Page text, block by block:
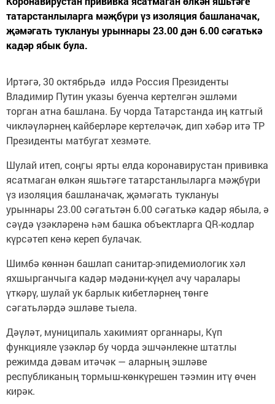
татарстанлыларга мәҗбүри үз изоляция башланачак,
җәмәгать туклануы урыннары 23.00 дән 6.00 сәгатькә
кадәр ябык була.
Иртәгә, 30 октябрьдә илдә Россия Президенты
Владимир Путин указы буенча кертелгән эшләми
торган атна башлана. Бу чорда Татарстанда иң катгый
чикләүләрнең кайберләре кертеләчәк, дип хәбәр итә ТР
Президенты матбугат хезмәте.
Шулай итеп, соңгы ярты елда коронавирустан прививка
ясатмаган өлкән яшьтәге татарстанлыларга мәҗбүри
үз изоляция башланачак, җәмәгать туклануы
урыннары 23.00 сәгатьтән 6.00 сәгатькә кадәр ябыла, ә
сәүдә үзәкләренә һәм башка объектларга QR-кодлар
күрсәтеп кенә кереп булачак.
Шимбә көннән башлап санитар-эпидемиологик хәл
яхшырганчыга кадәр мәдәни-күңел ачу чаралары
үткәрү, шулай ук барлык кибетләрнең төнге
сәгатьләрдә эшләве тыела.
Дәүләт, муниципаль хакимият органнары, Күп
функцияле үзәкләр бу чорда эшчәнлекне штатлы
режимда дәвам итәчәк — аларның эшләве
республиканың тормыш-көнкүрешен тәэмин итү өчен
кирәк.